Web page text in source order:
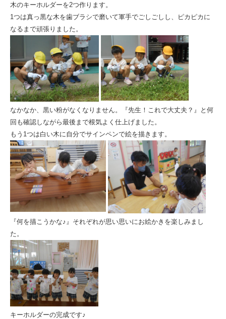
木のキーホルダーを2つ作ります。
1つは真っ黒な木を歯ブラシで磨いて軍手でごしごしし、ピカピカに
なるまで頑張りました。
なかなか、黒い粉がなくなりません。『先生！これで大丈夫？』と何
回も確認しながら最後まで根気よく仕上げました。
もう1つは白い木に自分でサインペンで絵を描きます。
『何を描こうかな♪』それぞれが思い思いにお絵かきを楽しみまし
た。
キーホルダーの完成です♪